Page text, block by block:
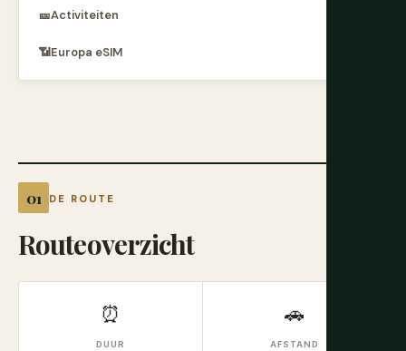
DE ROUTE
Routeoverzicht
⏰
DUUR
🚗
AFSTAND
🎫Activiteiten
📶Europa eSIM